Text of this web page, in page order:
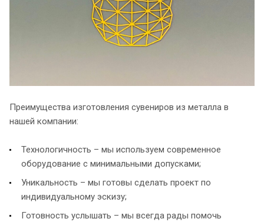
Преимущества изготовления сувениров из металла в
нашей компании:
Технологичность – мы используем современное
оборудование с минимальными допусками;
Уникальность – мы готовы сделать проект по
индивидуальному эскизу;
Готовность услышать – мы всегда рады помочь